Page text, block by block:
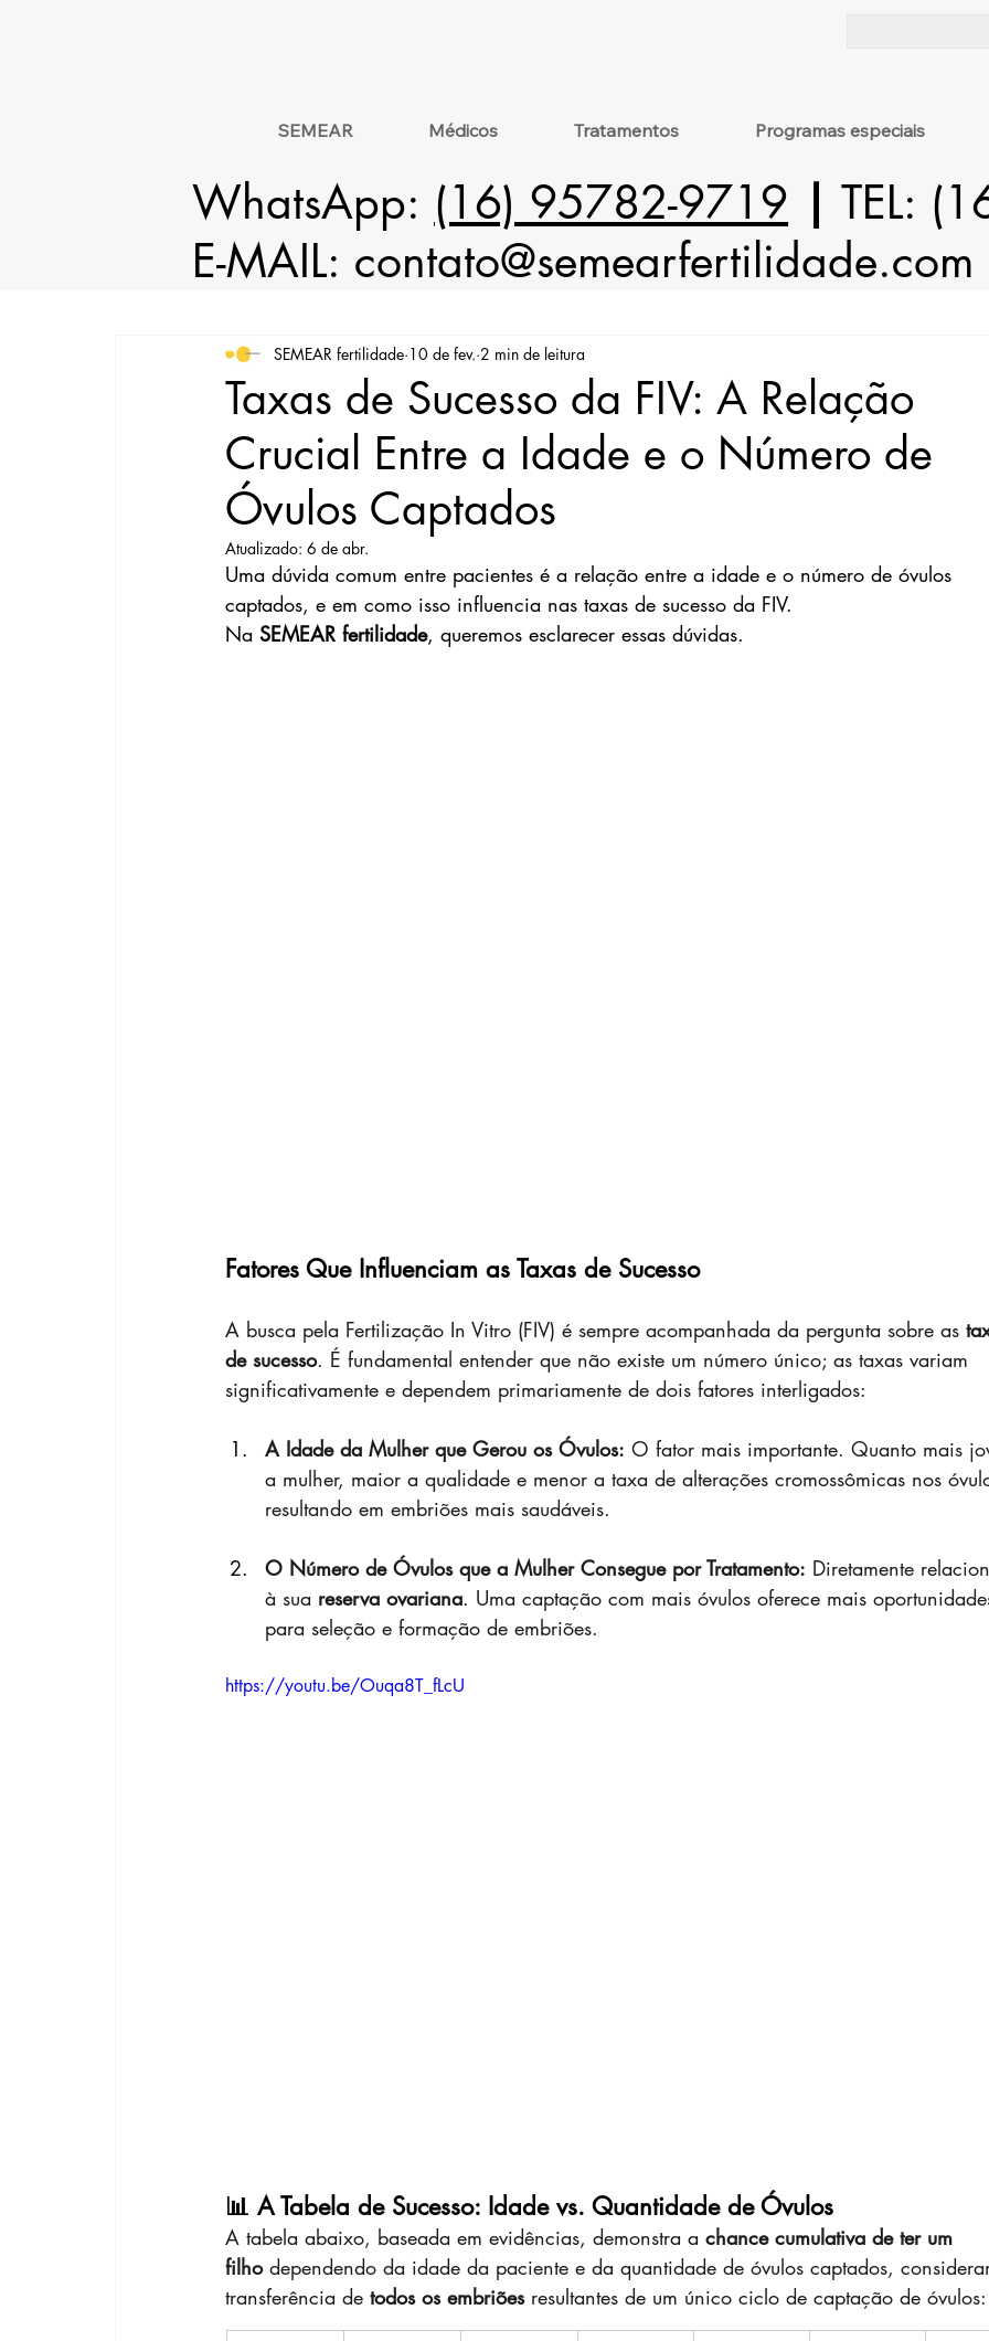
SEMEAR Médicos Tratamentos Programas especiais
WhatsApp: (16) 95782-9719 TEL:
E-MAIL: contato@semearfertilidade.com
Taxas de Sucesso da FIV: A Relação
Crucial Entre a Idade e o Número de
Óvulos Captados
SEMEAR fertilidade 10 de fev. 2 min de leitura
Atualizado:6 de abr.
Uma dúvida comum entre pacientes é a relação entre a idade e o número de óvulos
captados, e em como isso influencia nas taxas de sucesso da FIV.
Na SEMEAR fertilidade, queremos esclarecer essas dúvidas.
Fatores Que Influenciam as Taxas de Sucesso
A busca pela Fertilização In Vitro (FIV) é sempre acompanhada da pergunta sobre as
de sucesso. É fundamental entender que não existe um número único; as taxas variam
significativamente e dependem primariamente de dois fatores interligados:
A Idade da Mulher que Gerou os Óvulos: O fator mais importante. Quanto mais
a mulher, maior a qualidade e menor a taxa de alterações cromossômicas nos
resultando em embriões mais saudáveis.
O Número de Óvulos que a Mulher Consegue por Tratamento: Diretamente
à sua reserva ovariana. Uma captação com mais óvulos oferece mais
para seleção e formação de embriões.
https://youtu.be/Ouqa8T_fLcU
📊 A Tabela de Sucesso: Idade vs. Quantidade de Óvulos
A tabela abaixo, baseada em evidências, demonstra a chance cumulativa de ter um
filho dependendo da idade da paciente e da quantidade de óvulos captados,
transferência de todos os embriões resultantes de um único ciclo de captação de óvulos: